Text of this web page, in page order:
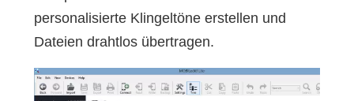
personalisierte Klingeltöne erstellen und
Dateien drahtlos übertragen.